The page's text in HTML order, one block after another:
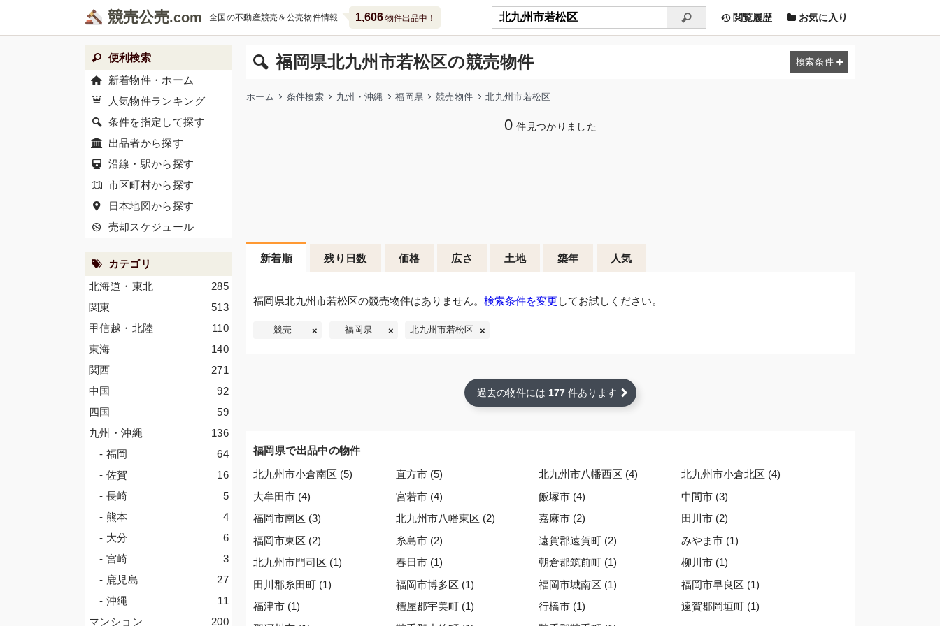
競売公売 全国の不動産競売＆公売物件情報 1,606物件出品中！ 閲覧履歴 お気に入り
福岡県北九州市若松区の競売物件
ホーム 条件検索 九州・沖縄 福岡県 競売物件 北九州市若松区
0 件見つかりました
新着順 残り日数 価格 広さ 土地 築年 人気
福岡県北九州市若松区の競売物件はありません。 検索条件を変更 してお試しください。
競売 福岡県 北九州市若松区
過去の物件には 177 件あります
福岡県で出品中の物件
北九州市小倉南区 (5) 直方市 (5) 北九州市八幡西区 (4)
北九州市小倉北区 (4)
大牟田市 (4)
宮若市 (4) 飯塚市 (4)
中間市 (3)
福岡市南区 (3)
北九州市八幡東区 (2) 嘉麻市 (2)
田川市 (2)
福岡市東区 (2)
糸島市 (2) 遠賀郡遠賀町 (2)
みやま市 (1)
北九州市門司区 (1)
春日市 (1) 朝倉郡筑前町 (1)
柳川市 (1)
田川郡糸田町 (1)
福岡市博多区 (1) 福岡市城南区 (1)
福岡市早良区 (1)
福津市 (1)
糟屋郡宇美町 (1) 行橋市 (1)
遠賀郡岡垣町 (1)
便利検索
新着物件・ホーム
人気物件ランキング
条件を指定して探す
出品者から探す
沿線・駅から探す
市区町村から探す
日本地図から探す
売却スケジュール
カテゴリ
285
北海道・東北
513
関東
110
甲信越・北陸
140
東海
271
関西
92
中国
59
四国
136
九州・沖縄
64
- 福岡
16
- 佐賀
5
- 長崎
4
- 熊本
6
- 大分
3
- 宮崎
27
- 鹿児島
11
- 沖縄
200
マンション